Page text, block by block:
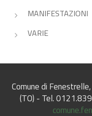
MANIFESTAZIONI
VARIE
Comune di
(TO) - Tel.